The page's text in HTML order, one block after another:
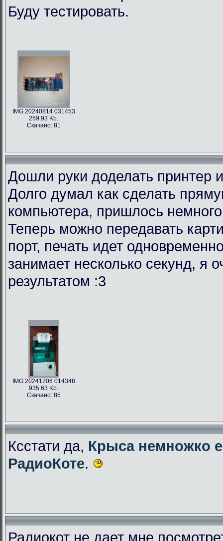
Буду тестировать.
IMG 20240814 031453
259.93 Kb.
Скачано: 81
Дошли руки доделать принтер
Долго думал как сделать
компьютера, пришлось немного
Теперь можно передавать
порт, печать идет
занимает несколько секунд, я
результатом :3
IMG 20241206 014348
935.63 Kb.
Скачано: 85
Ксстати да, Крыса немножко
РадиоКоте.
Радиокот не дает мне